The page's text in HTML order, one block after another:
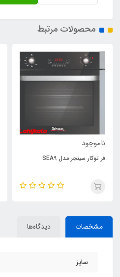
محصولات مرتبط
ناموجود
فر توکار سینجر مدل SEA9
مشخصات دیدگاه‌ها
سایز